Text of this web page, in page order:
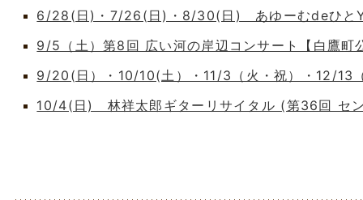
6/28(日)・7/26(日)・8/30(日) あゆーむdeひと
9/5（土）第8回 広い河の岸辺コンサート【白鷹町
9/20(日）・10/10(土）・11/3（火・祝）・12/
10/4(日) 林祥太郎ギターリサイタル (第36回 セ